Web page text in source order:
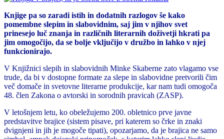
Knjige pa so zaradi istih in dodatnih razlogov še kako
pomembne slepim in slabovidnim, saj jim v njihov svet
prinesejo luč znanja in različnih literarnih doživetji hkrati pa
jim omogočijo, da se bolje vključijo v družbo in lahko v njej
funkcionirajo.
V Knjižnici slepih in slabovidnih Minke Skaberne zato vlagamo vse
trude, da bi v dostopne formate za slepe in slabovidne pretvorili čim
več domače in svetovne literarne produkcije, kar nam tudi omogoča
48. člen Zakona o avtorski in sorodnih pravicah (ZASP).
V letošnjem letu, ko obeležujemo 200. obletnico prve javne
predstavitve brajice (sistem pisave, pri katerem so črke in znaki
dvignjeni in jih je mogoče tipati), opozarjamo, da je brajica ne samo